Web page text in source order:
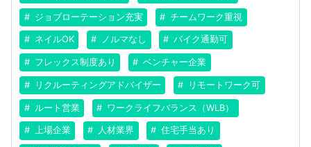
ジョブローテーション充実 チームワーク重視
ネイルOK ノルマなし バイク通勤可
フレックス制度あり ベンチャー企業
リクルーティングアドバイザー リモートワーク可
ルート営業 ワークライフバランス（WLB）
上場企業 人材業界 住宅手当あり